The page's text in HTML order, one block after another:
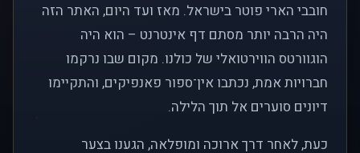
חובבי הארי פוטר בישראל. מאז ועד היום, האתר הזה
היה הרבה יותר מסתם דף אינטרנט – הוא היה
הוגוורטס הווירטואלי של כולנו. מקום שבו נרקמו
חברויות אמת, נכתבו אין־ספור פאנפיקים, והתקיימו
דיונים סוערים אל תוך הלילה.
כעת, לאחר דרך ארוכה ומופלאה, הגענו בצער